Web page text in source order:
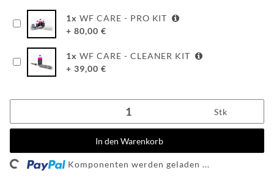
CUSTOM
WF
KONTAKT
HOTLINE:
+49
1x WF CARE - PRO KIT
+ 80,00 €
1x WF CARE - CLEANER KIT
+ 39,00 €
Stk
In den Warenkorb
Komponenten werden geladen ...